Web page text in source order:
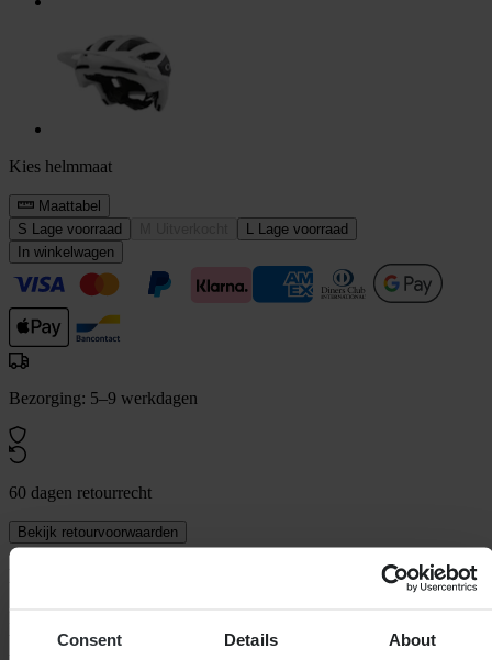
Consent Details About
Kies helmmaat
Maattabel
S
Lage voorraad
Lage voorraad
In winkelwagen
Bezorging: 5–9 werkdagen
60 dagen retourrecht
Bekijk retourvoorwaarden
vertrouwen om nieuwe trails te verkennen en je grenzen te